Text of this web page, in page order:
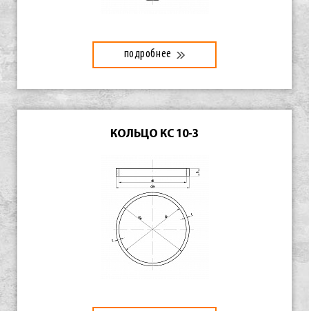
подробнее
КОЛЬЦО КС 10-3